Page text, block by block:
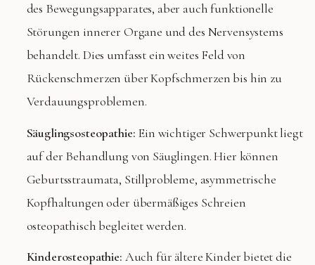
des Bewegungsapparates, aber auch funktionelle
Störungen innerer Organe und des Nervensystems
behandelt. Dies umfasst ein weites Feld von
Rückenschmerzen über Kopfschmerzen bis hin zu
Verdauungsproblemen.
Säuglingsosteopathie: Ein wichtiger Schwerpunkt liegt
auf der Behandlung von Säuglingen. Hier können
Geburtsstraumata, Stillprobleme, asymmetrische
Kopfhaltungen oder übermäßiges Schreien
osteopathisch begleitet werden.
Kinderosteopathie: Auch für ältere Kinder bietet die